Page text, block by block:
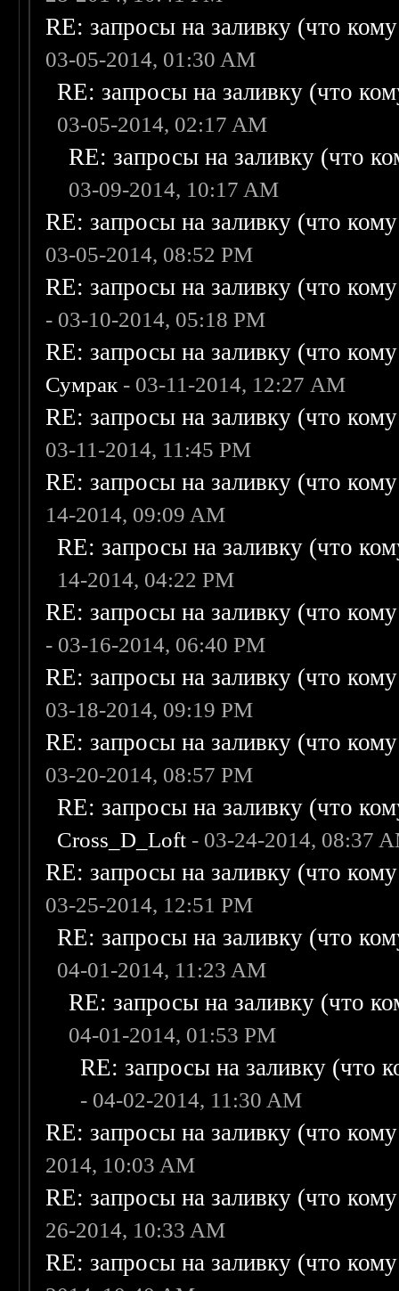
RE: запросы на заливку (что
03-05-2014, 01:30 AM
RE: запросы на заливку (что
03-05-2014, 02:17 AM
RE: запросы на заливку (что
03-09-2014, 10:17 AM
RE: запросы на заливку (что
03-05-2014, 08:52 PM
RE: запросы на заливку (что
- 03-10-2014, 05:18 PM
RE: запросы на заливку (что
Сумрак - 03-11-2014, 12:27 AM
RE: запросы на заливку (что
03-11-2014, 11:45 PM
RE: запросы на заливку (что
14-2014, 09:09 AM
RE: запросы на заливку (что
14-2014, 04:22 PM
RE: запросы на заливку (что
- 03-16-2014, 06:40 PM
RE: запросы на заливку (что
03-18-2014, 09:19 PM
RE: запросы на заливку (что
03-20-2014, 08:57 PM
RE: запросы на заливку (что
Cross_D_Loft - 03-24-2014, 08:37
RE: запросы на заливку (что
03-25-2014, 12:51 PM
RE: запросы на заливку (что
04-01-2014, 11:23 AM
RE: запросы на заливку (что
04-01-2014, 01:53 PM
RE: запросы на заливку (что
- 04-02-2014, 11:30 AM
RE: запросы на заливку (что
2014, 10:03 AM
RE: запросы на заливку (что
26-2014, 10:33 AM
RE: запросы на заливку (что